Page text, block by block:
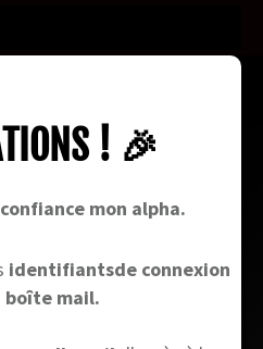
! 🎉
mon alpha.
identifiantsde connexion
boîte mail.